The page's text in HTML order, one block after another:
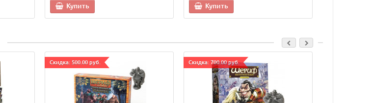
Купить Купить
Cкидка: 500.00 руб. Cкидка: 700.00 руб.